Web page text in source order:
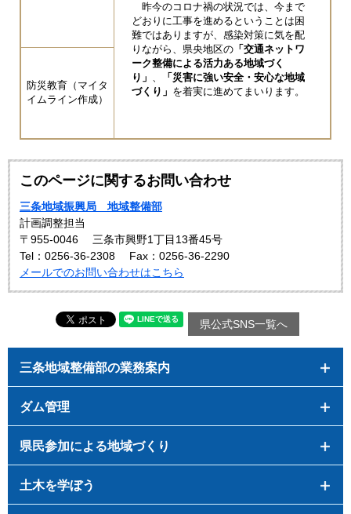
昨今のコロナ禍の状況では、今まで
どおりに工事を進めるということは困
難ではありますが、感染対策に気を配
りながら、県央地区の「交通ネットワ
ーク整備による活力ある地域づく
り」 、
「災害に強い安全・安心な地域
づくり」 を着実に進めてまいります。
防災教育（マイタ
イムライン作成）
このページに関するお問い合わせ
三条地域振興局 地域整備部
計画調整担当
〒955-0046
三条市興野1丁目13番45号
Tel：0256-36-2308
Fax：0256-36-2290
メールでのお問い合わせはこちら
県公式SNS一覧へ
三条地域整備部の業務案内
ダム管理
県民参加による地域づくり
土木を学ぼう